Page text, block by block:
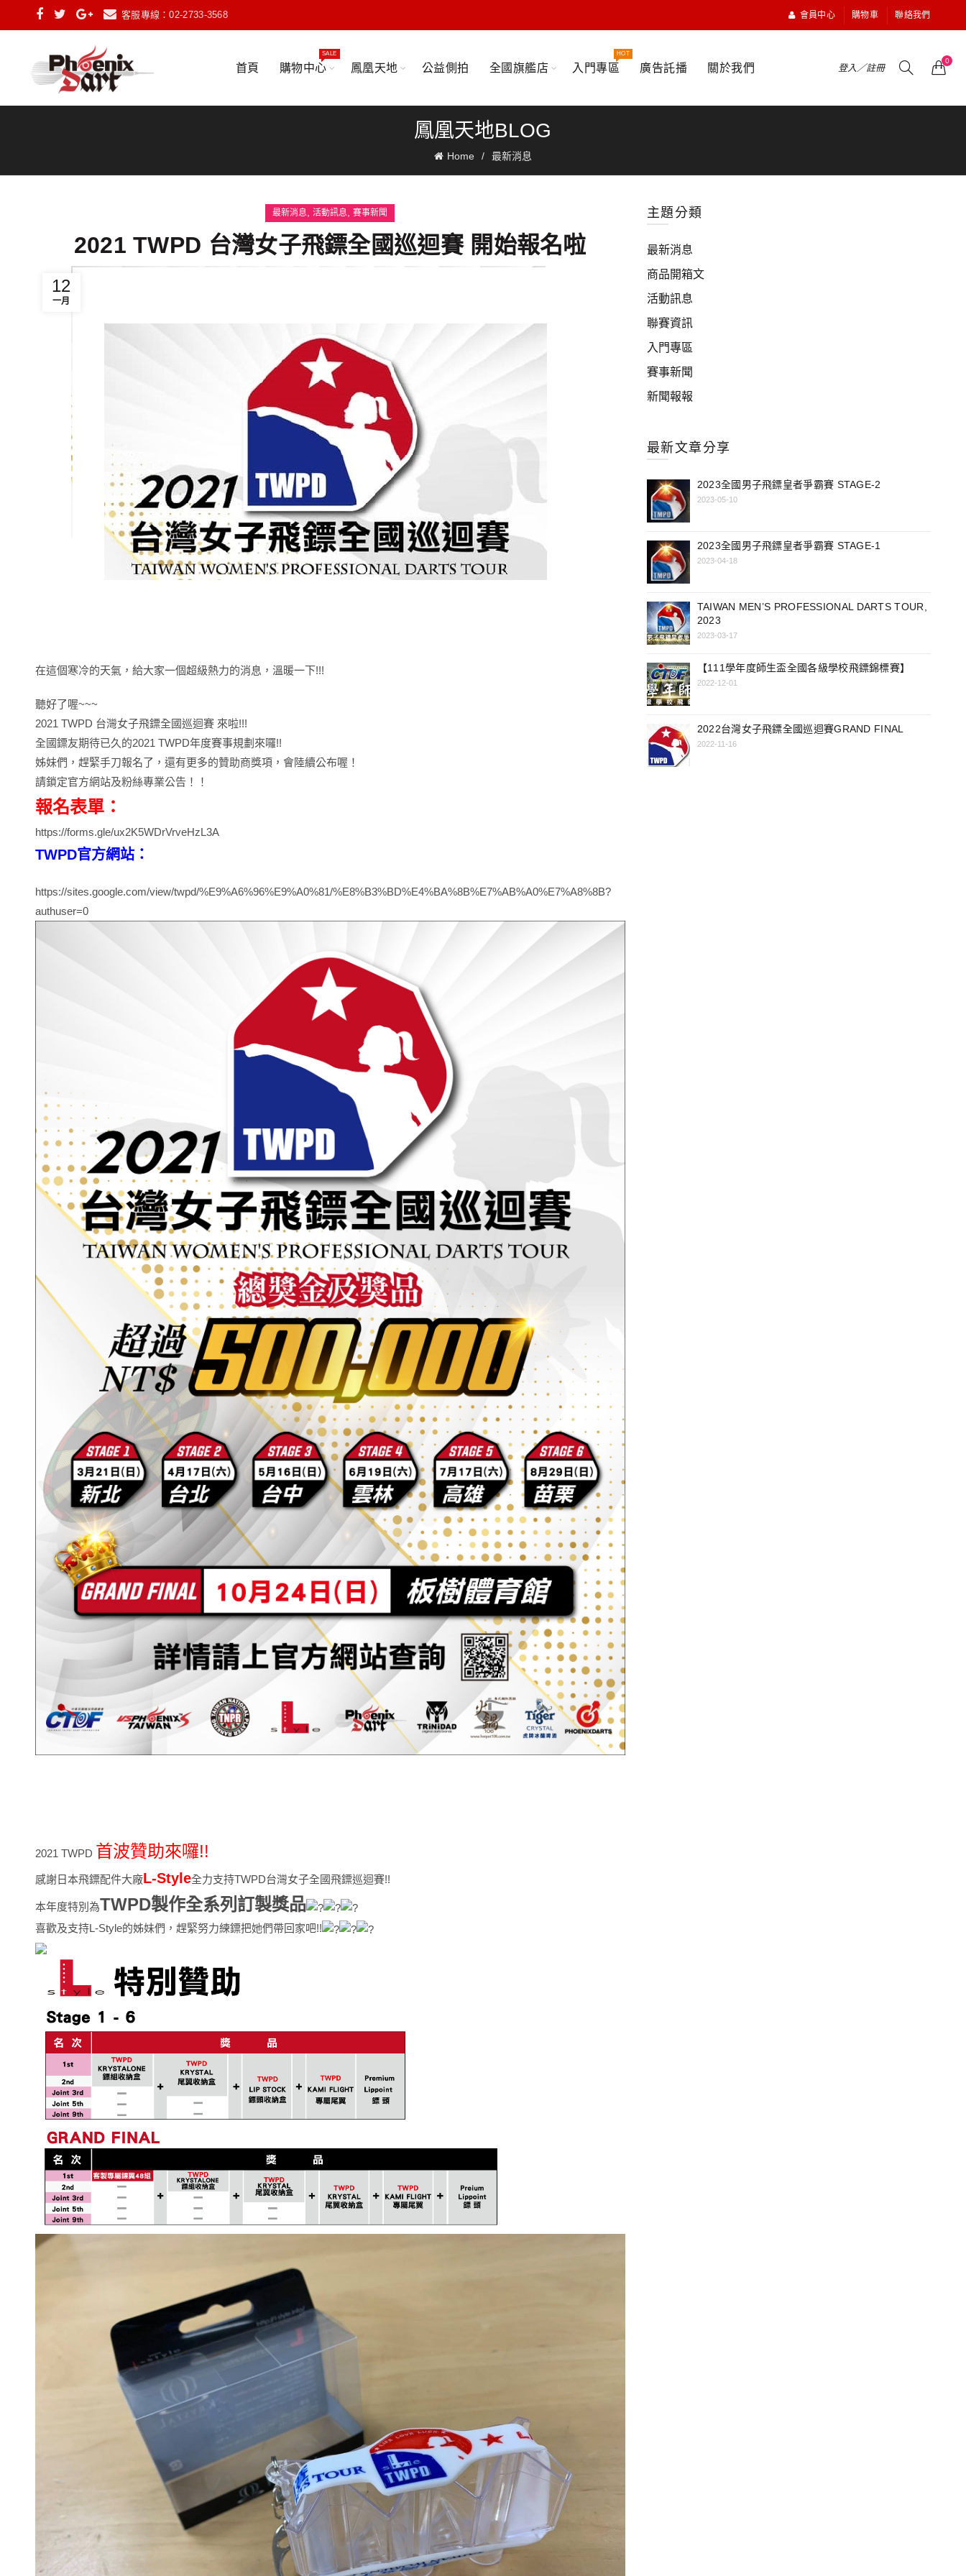
客服專線：02-2733-3568 會員中心 購物車 聯絡我們
首頁 購物中心
SALE
鳳凰天地 公益側拍 全國旗艦店 入門專區
HOT
廣告託播 關於我們 登入／註冊
0
鳳凰天地BLOG
Home 最新消息
最新消息 ,活動訊息 ,賽事新聞
2021 TWPD 台灣女子飛鏢全國巡迴賽 開始報名啦
12
一月
在這個寒冷的天氣，給大家一個超級熱力的消息，溫暖一下!!!
聽好了喔~~~
2021 TWPD 台灣女子飛鏢全國巡迴賽 來啦!!!
全國鏢友期待已久的2021 TWPD年度賽事規劃來囉!!
姊妹們，趕緊手刀報名了，還有更多的贊助商獎項，會陸續公布喔！
請鎖定官方網站及粉絲專業公告！！
報名表單：
https://forms.gle/ux2K5WDrVrveHzL3A
TWPD官方網站：
https://sites.google.com/view/twpd/%E9%A6%96%E9%A0%81/%E8%B3%BD%E4%BA%8B%E7%AB%A0%E7%A8%8B?
authuser=0
2021 TWPD 首波贊助來囉!!
感謝日本飛鏢配件大廠L-Style全力支持TWPD台灣女子全國飛鏢巡迴賽!!
本年度特別為TWPD製作全系列訂製獎品
喜歡及支持L-Style的姊妹們，趕緊努力練鏢把她們帶回家吧!!
主題分類
最新消息
商品開箱文
活動訊息
聯賽資訊
入門專區
賽事新聞
新聞報報
最新文章分享
2023全國男子飛鏢皇者爭霸賽 STAGE-2
2023-05-10
2023全國男子飛鏢皇者爭霸賽 STAGE-1
2023-04-18
TAIWAN MEN’S PROFESSIONAL DARTS TOUR,
2023
2023-03-17
【111學年度師生盃全國各級學校飛鏢錦標賽】
2022-12-01
2022台灣女子飛鏢全國巡迴賽GRAND FINAL
2022-11-16